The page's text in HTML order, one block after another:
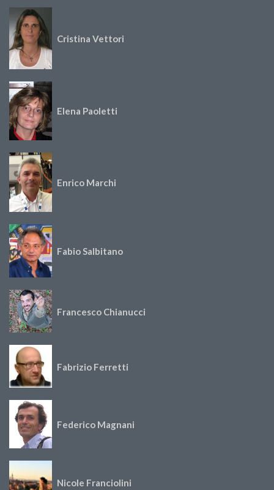
Cristina Vettori
Elena Paoletti
Enrico Marchi
Fabio Salbitano
Francesco Chianucci
Fabrizio Ferretti
Federico Magnani
Nicole Franciolini